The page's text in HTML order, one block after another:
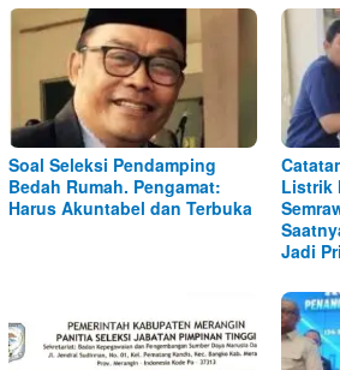
Soal Seleksi Pendamping
Bedah Rumah. Pengamat:
Harus Akuntabel dan Terbuka
Listrik
Jadi